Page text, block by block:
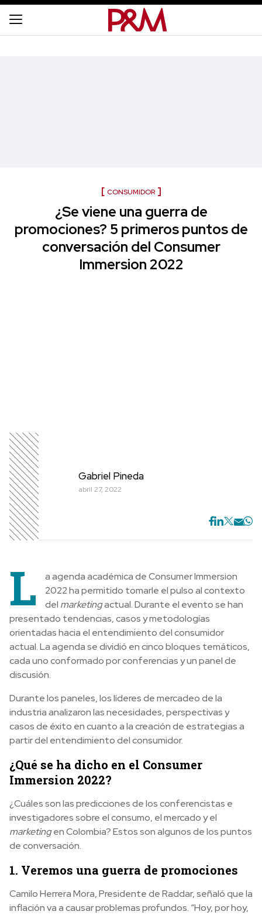
CONSUMIDOR
¿Se viene una guerra de
promociones? 5 primeros puntos de
conversación del Consumer
Immersion 2022
Gabriel Pineda
abril 27, 2022
L
a agenda académica de Consumer Immersion
2022 ha permitido tomarle el pulso al contexto
del marketingactual. Durante el evento se han
presentado tendencias, casos y metodologías
orientadas hacia el entendimiento del consumidor
actual. La agenda se dividió en cinco bloques temáticos,
cada uno conformado por conferencias y un panel de
discusión.
Durante los paneles, los líderes de mercadeo de la
industria analizaron las necesidades, perspectivas y
casos de éxito en cuanto a la creación de estrategias a
partir del entendimiento del consumidor.
¿Qué se ha dicho en el Consumer
Immersion 2022?
¿Cuáles son las predicciones de los conferencistas e
investigadores sobre el consumo, el mercado y el
marketingen Colombia? Estos son algunos de los puntos
de conversación.
1. Veremos una guerra de promociones
Camilo Herrera Mora, Presidente de Raddar, señaló que la
inflación va a causar problemas profundos. “Hoy, por hoy,